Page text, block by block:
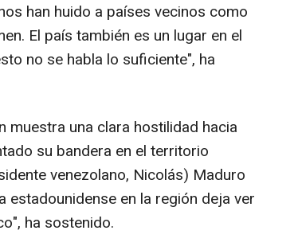
han huido a países vecinos como
El país también es un lugar en el
no se habla lo suficiente", ha
muestra una clara hostilidad hacia
su bandera en el territorio
venezolano, Nicolás) Maduro
en la región deja ver
ha sostenido.